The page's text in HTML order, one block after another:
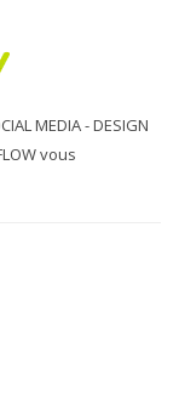
MEDIA - DESIGN
vous